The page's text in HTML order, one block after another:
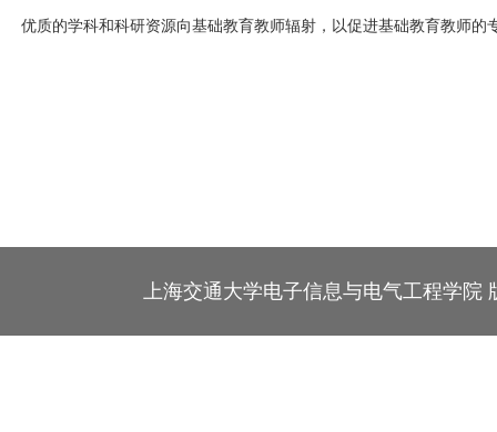
优质的学科和科研资源向基础教育教师辐射，以促进基础教育教师的
上海交通大学电子信息与电气工程学院